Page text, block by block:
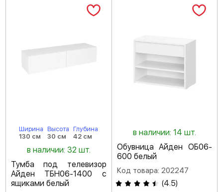
Ширина
130 см
Высота
30 см
Глубина
42 см
в наличии: 32 шт.
Тумба под телевизор
Айден ТБН06-1400 с
ящиками белый
в наличии: 14 шт.
Обувница Айден ОБ06-
600 белый
Код товара: 202247
(4.5)